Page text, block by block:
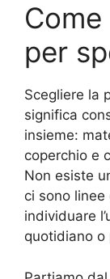
per
Scegliere la
significa
insieme:
coperchio e
Non esiste
ci sono
individuare
quotidiano o